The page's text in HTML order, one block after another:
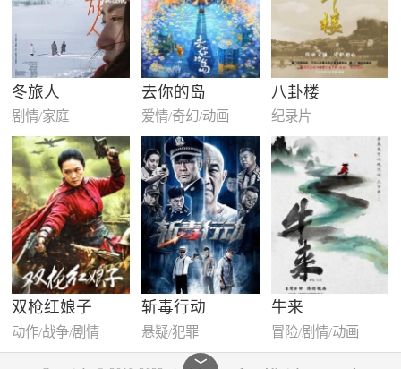
﹀
冬旅人
剧情/家庭
去你的岛
爱情/奇幻/动画
八卦楼
纪录片
双枪红娘子
动作/战争/剧情
斩毒行动
悬疑/犯罪
牛来
冒险/剧情/动画